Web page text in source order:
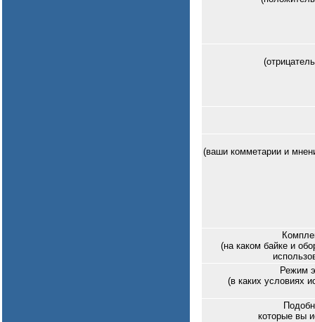
(ваши комметарии и
(на каком байке и
Режим
(в каких условиях
которые вы